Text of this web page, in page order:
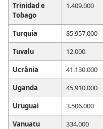
Trinidad e
Tobago
1.409.000
Turquia 85.957.000
Tuvalu
12.000
Ucrânia
41.130.000
Uganda
45.910.000
Uruguai
3.506.000
Vanuatu
334.000